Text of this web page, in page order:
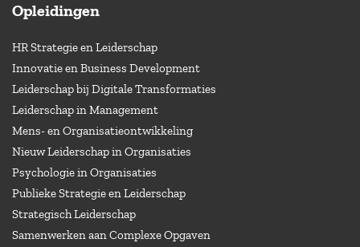
Opleidingen
HR Strategie en Leiderschap
Innovatie en Business Development
Leiderschap bij Digitale Transformaties
Leiderschap in Management
Mens- en Organisatieontwikkeling
Nieuw Leiderschap in Organisaties
Psychologie in Organisaties
Publieke Strategie en Leiderschap
Strategisch Leiderschap
Samenwerken aan Complexe Opgaven